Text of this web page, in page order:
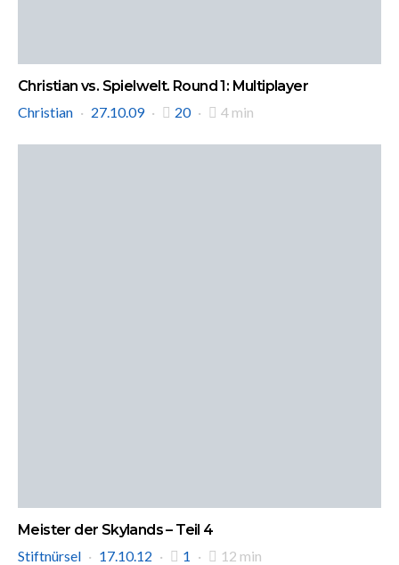
Christian vs. Spielwelt. Round 1: Multiplayer
Christian
27.10.09 20 4 min
Meister der Skylands – Teil 4
Stiftnürsel
17.10.12 1 12 min